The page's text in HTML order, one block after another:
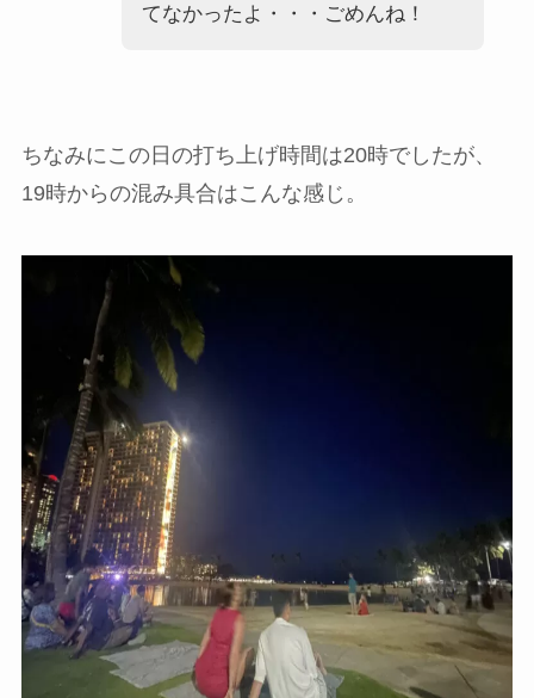
てなかったよ・・・ごめんね！
ちなみにこの日の打ち上げ時間は20時でしたが、
19時からの混み具合はこんな感じ。